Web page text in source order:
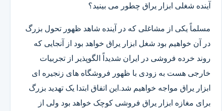
آینده شغلی ابزار یراق چطور می بینید؟
مسلماً یکی از مشاغلی که در آینده شاهد ظهور تحول بزرگ
در آن خواهیم بود شغل ابزار یراق خواهد بود از آنجایی که
روند خرده فروشی در ایران شدیداً الگوپذیر از تجربیات
خارجی هست به زودی با ظهور فروشگاه های زنجیره ای
ابزار یراق مواجه خواهیم شد.این اتفاق ابتدا یک تهدید بزرگ
برای مغازه ابزار یراق فروشی کوچک خواهد بود ولی از